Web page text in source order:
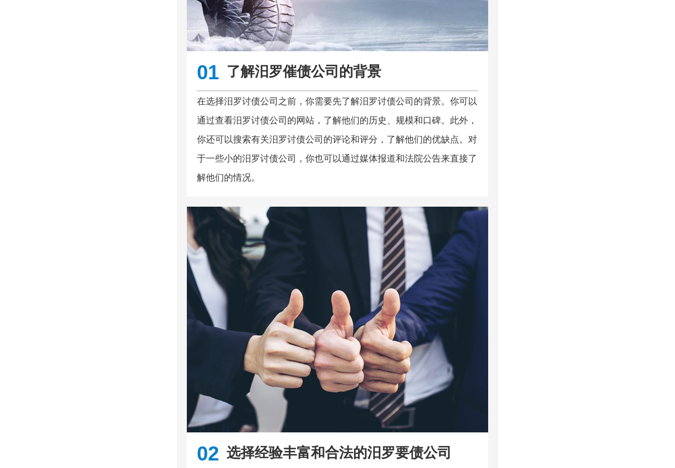
01 了解汨罗催债公司的背景
在选择汨罗讨债公司之前，你需要先了解汨罗讨债公司的背景。你可以
通过查看汨罗讨债公司的网站，了解他们的历史、规模和口碑。此外，
你还可以搜索有关汨罗讨债公司的评论和评分，了解他们的优缺点。对
于一些小的汨罗讨债公司，你也可以通过媒体报道和法院公告来直接了
解他们的情况。
02 选择经验丰富和合法的汨罗要债公司